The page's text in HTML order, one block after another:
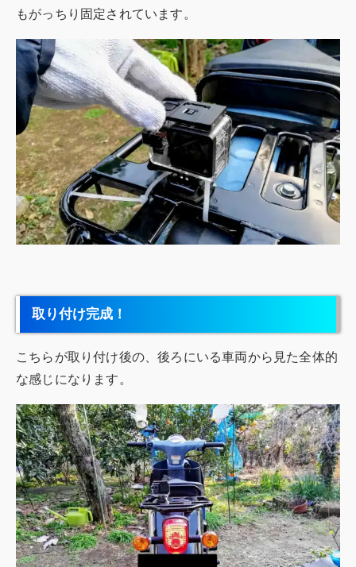
もがっちり固定されています。
取り付け完成！
こちらが取り付け後の、後ろにいる車両から見た全体的
な感じになります。